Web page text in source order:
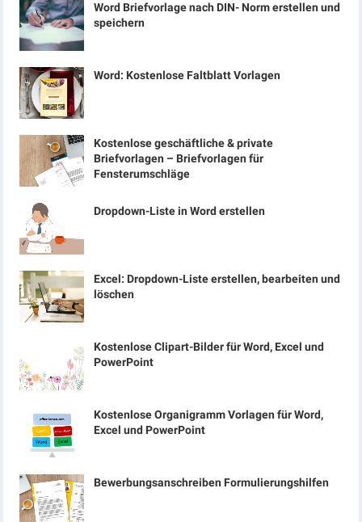
Word Briefvorlage nach DIN- Norm erstellen und
speichern
Word: Kostenlose Faltblatt Vorlagen
Kostenlose geschäftliche & private
Briefvorlagen – Briefvorlagen für
Fensterumschläge
Dropdown-Liste in Word erstellen
Excel: Dropdown-Liste erstellen, bearbeiten und
löschen
Kostenlose Clipart-Bilder für Word, Excel und
PowerPoint
Kostenlose Organigramm Vorlagen für Word,
Excel und PowerPoint
Bewerbungsanschreiben Formulierungshilfen